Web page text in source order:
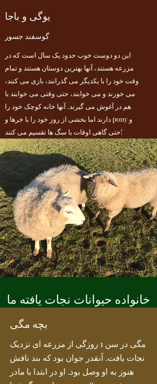
یوگی و باجا
گوسفند جسور
این دو دوست خوب حدود یک سال است که در
مزرعه هستند، آنها بهترین دوستان هستند و تمام
وقت خود را با یکدیگر می گذرانند، بازی می کنند،
می خورند و می خوابند، حتی وقتی می خوابند با
هم در آغوش می گیرند. آنها خانه کوچک خود را
دارند اما بخشی از روز خود را با خرها و pony و
حتی گاهی اوقات با سگ ها تقسیم می کنند!
خانواده حیوانات نجات یافته ما
بچه مگی
مگی در سن 1 روزگی از مزرعه ای نزدیک
نجات یافت. آنقدر جوان بود که بند نافش
هنوز به او وصل بود. او در ابتدا با مادر